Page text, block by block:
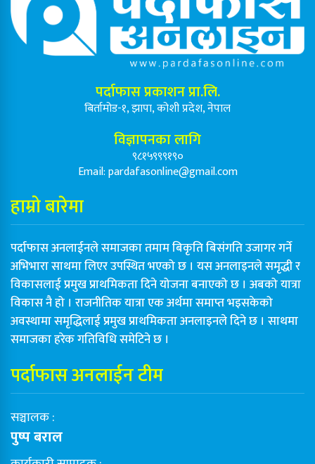
पर्दाफास प्रकाशन प्रा.लि.
बिर्तामोड-१, झापा, कोशी प्रदेश, नेपाल
विज्ञापनका लागि
९८१५९९९१९०
Email:pardafasonline@gmail.com
हाम्रो बारेमा
पर्दाफास अनलाईनले समाजका तमाम बिकृति बिसंगति उजागर गर्ने
अभिभारा साथमा लिएर उपस्थित भएको छ । यस अनलाइनले समृद्धी र
विकासलाई प्रमुख प्राथमिकता दिने योजना बनाएको छ । अबको यात्रा
विकास नै हो । राजनीतिक यात्रा एक अर्थमा समाप्त भइसकेको
अवस्थामा समृद्धिलाई प्रमुख प्राथमिकता अनलाइनले दिने छ । साथमा
समाजका हरेक गतिविधि समेटिने छ ।
पर्दाफास अनलाईन टीम
सञ्चालक :
पुष्प बराल